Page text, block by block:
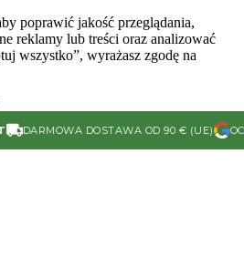
poprawić jakość przeglądania,
reklamy lub treści oraz analizować
wszystko”, wyrażasz zgodę na
DARMOWA DOSTAWA OD 90 € (UE)